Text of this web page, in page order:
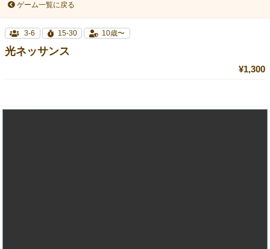
ゲーム一覧に戻る
3-6 15-30 10歳〜
光ネッサンス
¥1,300